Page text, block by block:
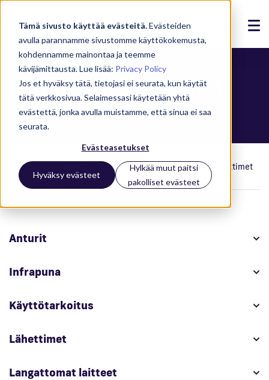
Tämä sivusto käyttää evästeitä.Evästeiden
avulla parannamme sivustomme käyttökokemusta,
kohdennamme mainontaa ja teemme
kävijämittausta. Lue lisää: Privacy Policy
Jos et hyväksy tätä, tietojasi ei seurata, kun käytät
tätä verkkosivua. Selaimessasi käytetään yhtä
evästettä, jonka avulla muistamme, että sinua ei saa
seurata.
Evästeasetukset
Hyväksy evästeet
Hylkää muut paitsi
pakolliset evästeet
Ratkaisut
Tuotteet
Referenssit
Ajankohtaista
Meistä
LoRaWAN-lähettimet
Laitteet Langattomat laitteet LoRaWAN-lähettimet
Anturit
Infrapuna
Käyttötarkoitus
Lähettimet
Langattomat laitteet